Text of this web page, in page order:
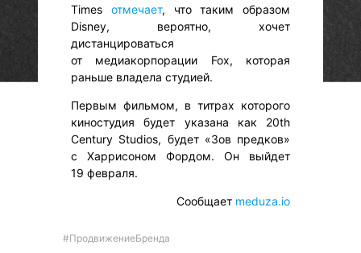
Times отмечает, что таким образом
Disney, вероятно, хочет
дистанцироваться
от медиакорпорации Fox, которая
раньше владела студией.
Первым фильмом, в титрах которого
киностудия будет указана как 20th
Century Studios, будет «Зов предков»
с Харрисоном Фордом. Он выйдет
19 февраля.
Сообщает meduza.io
#ПродвижениеБренда